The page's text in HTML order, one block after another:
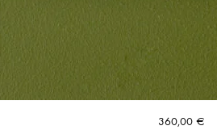
360,00 €